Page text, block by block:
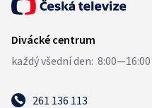
261 136 113